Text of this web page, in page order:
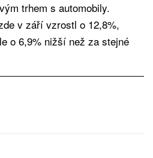
trhem s automobily.
v září vzrostl o 12,8%,
o 6,9% nižší než za stejné